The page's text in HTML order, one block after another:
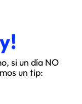
si un día NO
un tip: